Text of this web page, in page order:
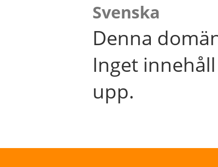
Svenska
Denna
Inget
upp.